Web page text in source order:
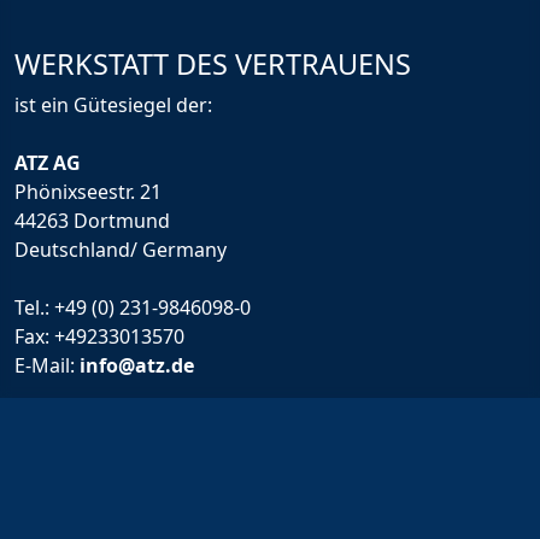
WERKSTATT DES VERTRAUENS
ist ein Gütesiegel der:
ATZ AG
Phönixseestr. 21
44263 Dortmund
Deutschland/ Germany
Tel.: +49 (0) 231-9846098-0
Fax: +49233013570
E-Mail: info@atz.de